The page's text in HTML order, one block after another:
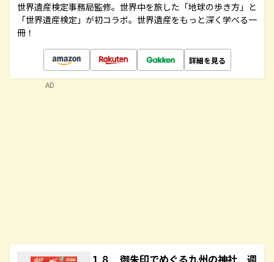
世界遺産検定事務局監修。世界中を旅した「地球の歩き方」と
「世界遺産検定」が初コラボ。世界遺産をもっと深く学べる一
冊！
詳細を見る
１８ 御朱印でめぐる九州の神社 週
AD